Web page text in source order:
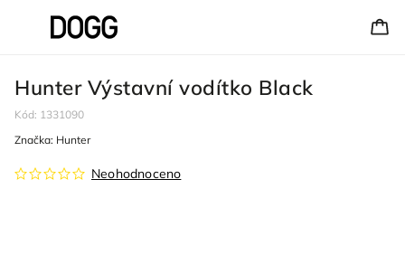
Hunter Výstavní vodítko Black
Kód: 1331090
Neohodnoceno
Značka: Hunter